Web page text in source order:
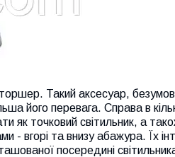
Такий аксесуар,
його перевага. Справа в
як точковий світильник, а
- вгорі та внизу абажура. Їх
посередині